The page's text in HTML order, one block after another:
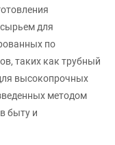
для
по
таких как трубный
высокопрочных
методом
быту и